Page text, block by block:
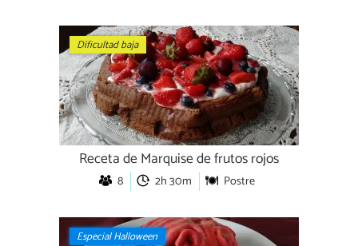
Dificultad baja
Receta de Marquise de frutos rojos
8 2h 30m Postre
Especial Halloween